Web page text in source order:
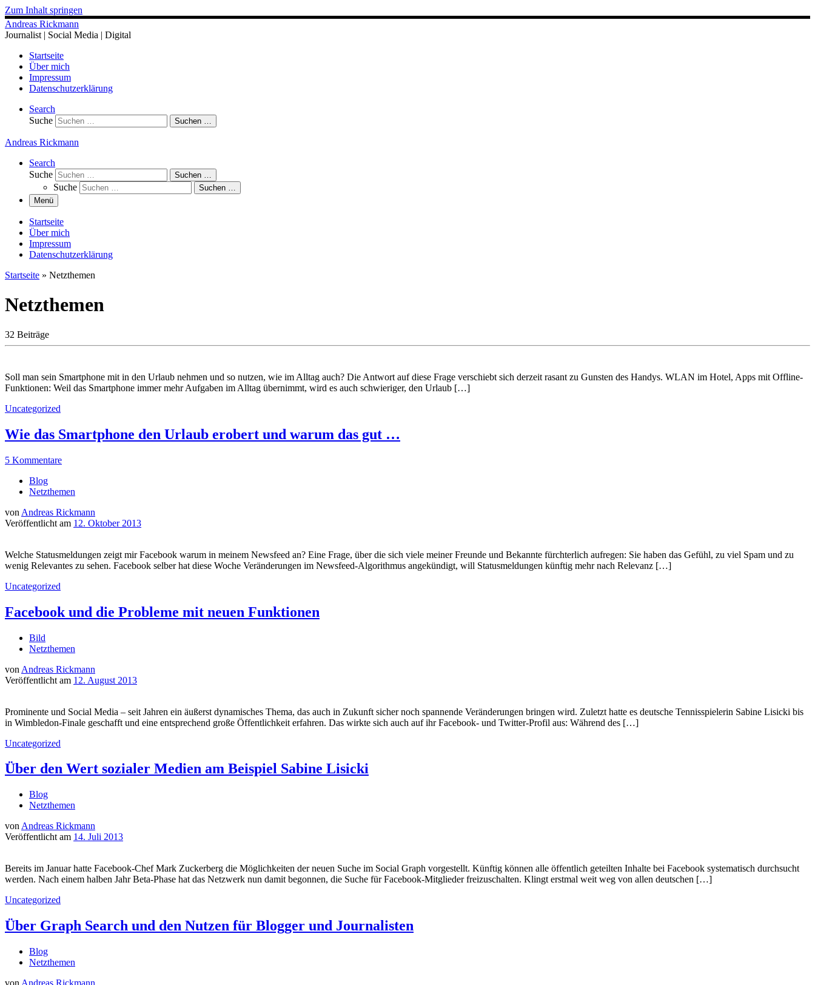
Zum Inhalt springen
Andreas Rickmann
Journalist | Social Media | Digital
Startseite
Über mich
Impressum
Datenschutzerklärung
Search
Suche
Suchen …
Andreas Rickmann
Search
Suche
Suchen …
Suche
Suchen …
Menü
Startseite
Über mich
Impressum
Datenschutzerklärung
Startseite » Netzthemen
Netzthemen
32 Beiträge
Soll man sein Smartphone mit in den Urlaub nehmen und so nutzen, wie im Alltag auch? Die Antwort auf diese Frage verschiebt sich derzeit rasant zu Gunsten des Handys. WLAN im Hotel, Apps mit Offline-
Funktionen: Weil das Smartphone immer mehr Aufgaben im Alltag übernimmt, wird es auch schwieriger, den Urlaub […]
Uncategorized
Wie das Smartphone den Urlaub erobert und warum das gut …
5 Kommentare
Blog
Netzthemen
von Andreas Rickmann
Veröffentlicht am 12. Oktober 2013
Welche Statusmeldungen zeigt mir Facebook warum in meinem Newsfeed an? Eine Frage, über die sich viele meiner Freunde und Bekannte fürchterlich aufregen: Sie haben das Gefühl, zu viel Spam und zu
wenig Relevantes zu sehen. Facebook selber hat diese Woche Veränderungen im Newsfeed-Algorithmus angekündigt, will Statusmeldungen künftig mehr nach Relevanz […]
Uncategorized
Facebook und die Probleme mit neuen Funktionen
Bild
Netzthemen
von Andreas Rickmann
Veröffentlicht am 12. August 2013
Prominente und Social Media – seit Jahren ein äußerst dynamisches Thema, das auch in Zukunft sicher noch spannende Veränderungen bringen wird. Zuletzt hatte es deutsche Tennisspielerin Sabine Lisicki bis
in Wimbledon-Finale geschafft und eine entsprechend große Öffentlichkeit erfahren. Das wirkte sich auch auf ihr Facebook- und Twitter-Profil aus: Während des […]
Uncategorized
Über den Wert sozialer Medien am Beispiel Sabine Lisicki
Blog
Netzthemen
von Andreas Rickmann
Veröffentlicht am 14. Juli 2013
Bereits im Januar hatte Facebook-Chef Mark Zuckerberg die Möglichkeiten der neuen Suche im Social Graph vorgestellt. Künftig können alle öffentlich geteilten Inhalte bei Facebook systematisch durchsucht
werden. Nach einem halben Jahr Beta-Phase hat das Netzwerk nun damit begonnen, die Suche für Facebook-Mitglieder freizuschalten. Klingt erstmal weit weg von allen deutschen […]
Uncategorized
Über Graph Search und den Nutzen für Blogger und Journalisten
Blog
Netzthemen